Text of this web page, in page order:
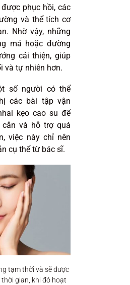
phục hồi, các
và thể tích cơ
Nhờ vậy, những
má hoặc đường
cải thiện, giúp
và tự nhiên hơn.
số người có thể
các bài tập vận
kẹo cao su để
và hỗ trợ quá
việc này chỉ nên
cụ thể từ bác sĩ.
tạm thời và sẽ được
gian, khi đó hoạt